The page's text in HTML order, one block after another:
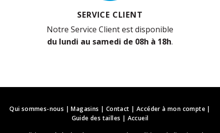
SERVICE CLIENT
Notre Service Client est disponible
du lundi au samedi de 08h à 18h.
Qui sommes-nous |Magasins | Contact | Accéder à mon compte|
Guide des tailles | Accueil